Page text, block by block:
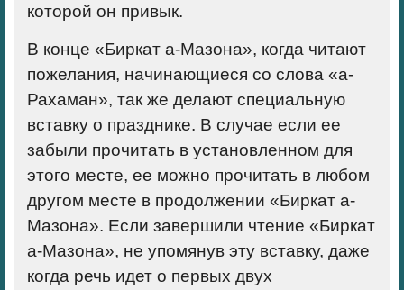
которой он привык.
В конце «Биркат а-Мазона», когда читают
пожелания, начинающиеся со слова «а-
Рахаман», так же делают специальную
вставку о празднике. В случае если ее
забыли прочитать в установленном для
этого месте, ее можно прочитать в любом
другом месте в продолжении «Биркат а-
Мазона». Если завершили чтение «Биркат
а-Мазона», не упомянув эту вставку, даже
когда речь идет о первых двух